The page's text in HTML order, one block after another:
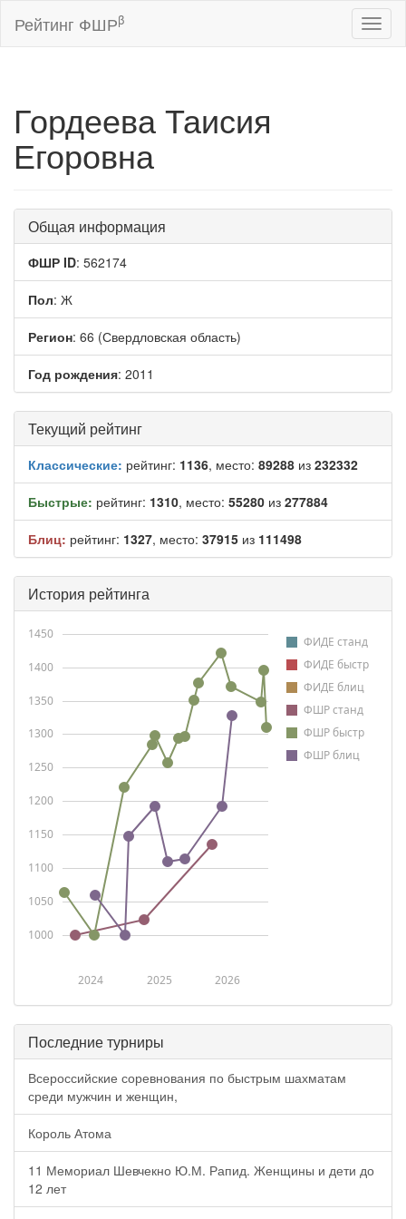
Рейтинг ФШРβ
Гордеева Таисия
Егоровна
Общая информация
ФШР ID: 562174
Пол: Ж
Регион: 66 (Свердловская область)
Год рождения: 2011
Текущий рейтинг
Классические: рейтинг: 1136, место: 89288 из 232332
Быстрые: рейтинг: 1310, место: 55280 из 277884
Блиц: рейтинг: 1327, место: 37915 из 111498
История рейтинга
ФИДЕ станд
ФИДЕ быстр
ФИДЕ блиц
ФШР станд
ФШР быстр
ФШР блиц
2024 2025 2026
1000
1050
1100
1150
1200
1250
1300
1350
1400
1450
Последние турниры
Всероссийские соревнования по быстрым шахматам
среди мужчин и женщин,
Король Атома
11 Мемориал Шевчекно Ю.М. Рапид. Женщины и дети до
12 лет